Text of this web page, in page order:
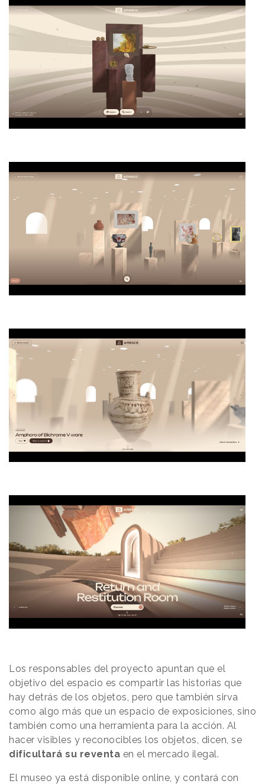
Los responsables del proyecto apuntan que el
objetivo del espacio es compartir las historias que
hay detrás de los objetos, pero que también sirva
como algo más que un espacio de exposiciones, sino
también como una herramienta para la acción. Al
hacer visibles y reconocibles los objetos, dicen, se
dificultará su reventa en el mercado ilegal.
El museo ya está disponible online, y contará con